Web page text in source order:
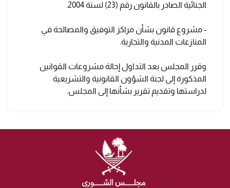
الجنائية الصادر بالقانون رقم (23) لسنة 2004.
- مشروع قانون بشأن مراكز التوفيق والمصالحة في
المنازعات المدنية والتجارية.
وقرر المجلس بعد التداول إحالة مشروعات القوانين
المذكورة إلى لجنة الشؤون القانونية والتشريعية
لدراستها وتقديم تقرير بشأنها إلى المجلس.